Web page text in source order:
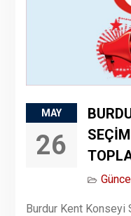
MAY
26
Burdur Kent Konseyi